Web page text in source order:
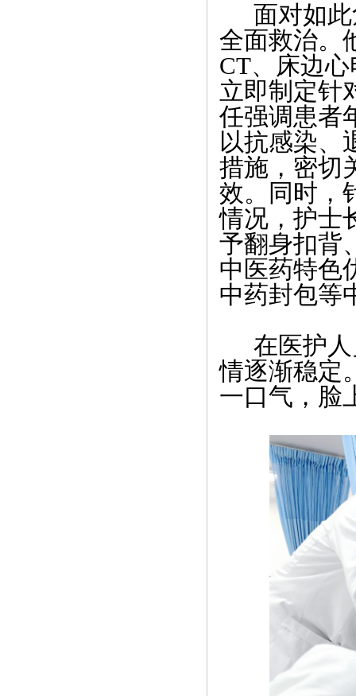
面对如
全面救治。
CT、床边
立即制定针
任强调患者
以抗感染、
措施，密切
效。同时，
情况，护士
予翻身扣背
中医药特色
中药封包等
在医护
情逐渐稳定
一口气，脸